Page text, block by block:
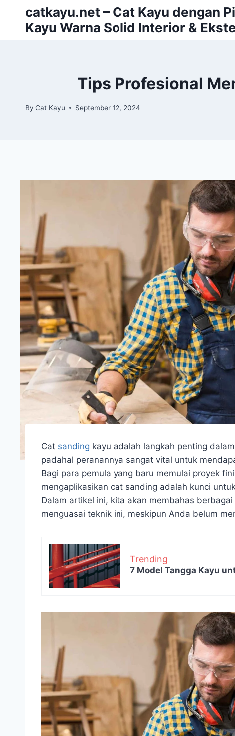
content
catkayu.net – Cat Kayu dengan
Kayu Warna Solid Interior &
Tips Profesional
By Cat Kayu September 12, 2024
Cat sanding kayu adalah langkah penting
padahal peranannya sangat vital untuk
Bagi para pemula yang baru memulai proyek
mengaplikasikan cat sanding adalah kunci
Dalam artikel ini, kita akan membahas
menguasai teknik ini, meskipun Anda belum
Trending
7 Model Tangga Kayu